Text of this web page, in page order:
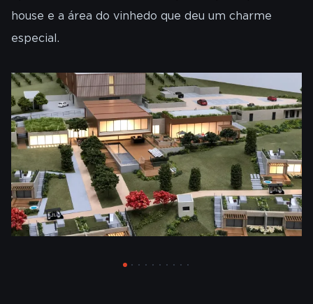
house e a área do vinhedo que deu um charme
especial.